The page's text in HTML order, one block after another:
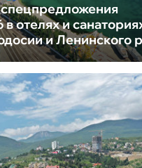
в отелях и
и Ленинского